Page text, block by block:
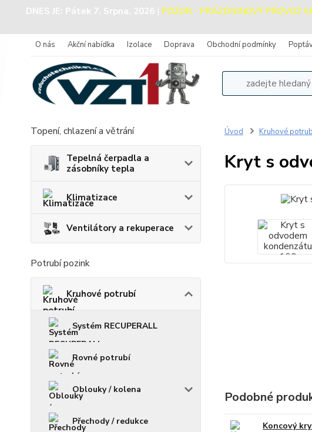
DNES JE: Pátek 7. Srpna, 2026 | POZOR - PRÁZDNINOVÝ PROVOZ
O nás Akční nabídka Izolace Doprava Obchodní podmínky
Topení, chlazení a větrání
Tepelná čerpadla a
zásobníky tepla
Klimatizace
Ventilátory a rekuperace
Potrubí pozink
Kruhové potrubí
Systém RECUPERALL
Rovné potrubí
Oblouky / kolena
Přechody / redukce
Úvod Kruhové
Kryt s
Podobné
Koncový